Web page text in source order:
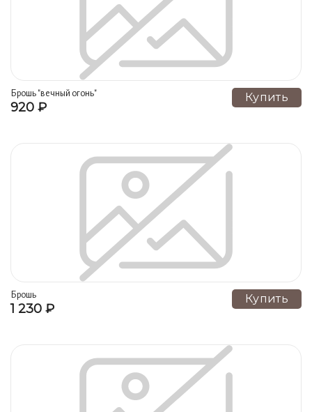
Брошь "вечный огонь"
920 ₽
Купить
Брошь
1 230 ₽
Купить